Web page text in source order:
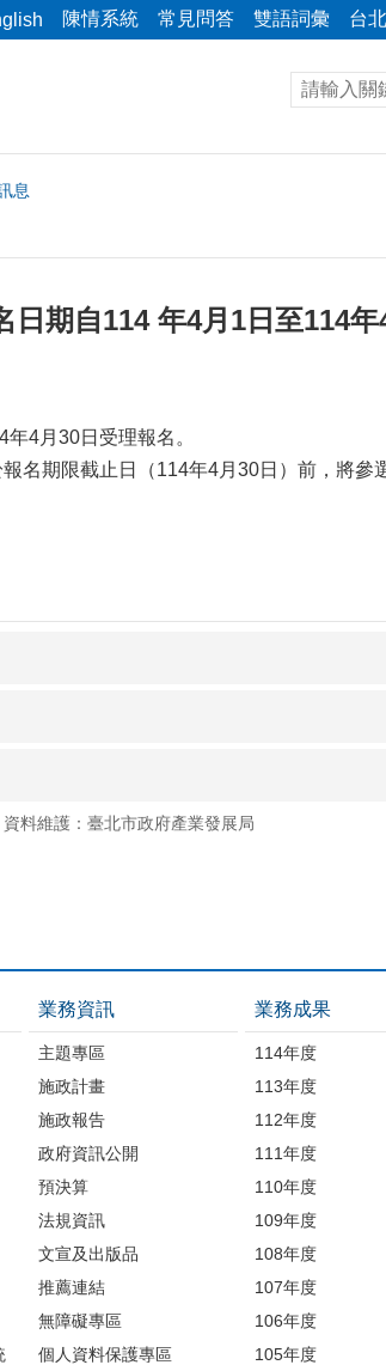
陳情系統 常見問答 雙語詞彙 台
息
期自114 年4月1日至114
4月30日受理報名。
名期限截止日（114年4月30日）前，將參
資料維護：臺北市政府產業發展局
業務資訊
主題專區
施政計畫
施政報告
政府資訊公開
預決算
法規資訊
文宣及出版品
推薦連結
無障礙專區
個人資料保護專區
業務成果
114年度
113年度
112年度
111年度
110年度
109年度
108年度
107年度
106年度
105年度